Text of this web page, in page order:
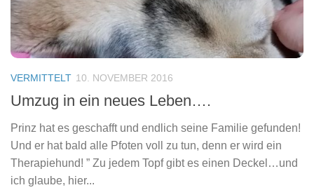
VERMITTELT 10. NOVEMBER 2016
Umzug in ein neues Leben….
Prinz hat es geschafft und endlich seine Familie gefunden!
Und er hat bald alle Pfoten voll zu tun, denn er wird ein
Therapiehund! ” Zu jedem Topf gibt es einen Deckel…und
ich glaube, hier...